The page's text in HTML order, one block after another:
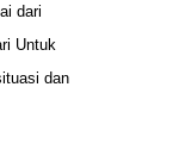
dari
Untuk
dan